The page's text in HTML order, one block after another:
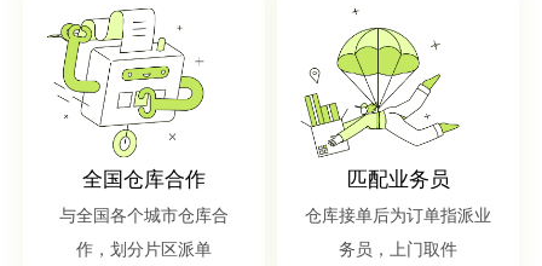
全国仓库合作
与全国各个城市仓库合
作，划分片区派单
匹配业务员
仓库接单后为订单指派业
务员，上门取件